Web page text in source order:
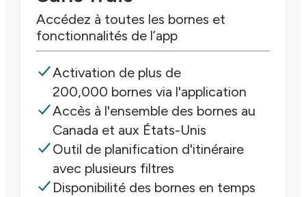
Accédez à toutes les bornes et
fonctionnalités de l’app
Activation de plus de
200,000 bornes via l'application
Accès à l'ensemble des bornes au
Canada et aux États-Unis
Outil de planification d'itinéraire
avec plusieurs filtres
Disponibilité des bornes en temps